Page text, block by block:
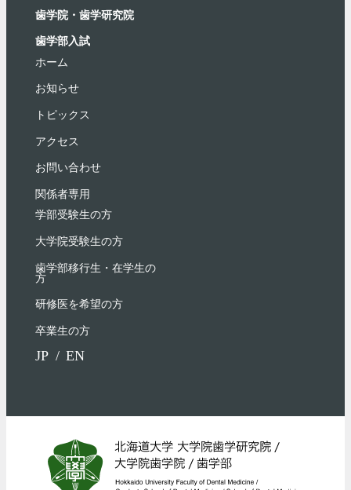
歯学院・⻭学研究院
歯学部入試
ホーム
お知らせ
トピックス
アクセス
お問い合わせ
関係者専用
学部受験⽣の⽅
大学院受験生の方
歯学部移行生・在学⽣の
⽅
研修医を希望の方
卒業生の方
JP EN